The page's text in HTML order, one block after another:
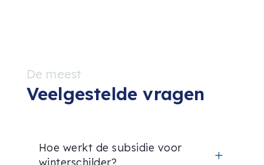
De meest
Veelgestelde vragen
Hoe werkt de subsidie voor
L